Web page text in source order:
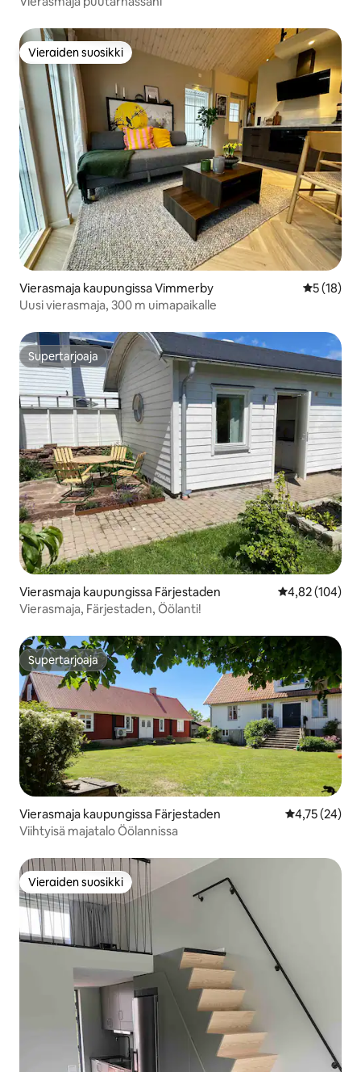
Vieraiden suosikki
Vieraiden suosikki
Vierasmaja kaupungissa Vimmerby
5 (18)
Uusi vierasmaja, 300 m uimapaikalle
Supertarjoaja
Supertarjoaja
Vierasmaja kaupungissa Färjestaden
4,82 (104)
Vierasmaja, Färjestaden, Öölanti!
Supertarjoaja
Supertarjoaja
Vierasmaja kaupungissa Färjestaden
4,75 (24)
Viihtyisä majatalo Öölannissa
Vieraiden suosikki
Vieraiden suosikki